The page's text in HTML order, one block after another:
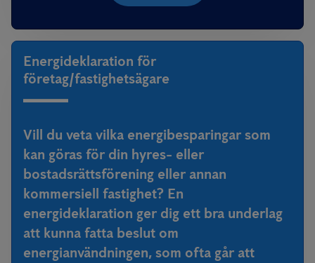
Energideklaration för
företag/fastighetsägare
Vill du veta vilka energibesparingar som
kan göras för din hyres- eller
bostadsrättsförening eller annan
kommersiell fastighet? En
energideklaration ger dig ett bra underlag
att kunna fatta beslut om
energianvändningen, som ofta går att